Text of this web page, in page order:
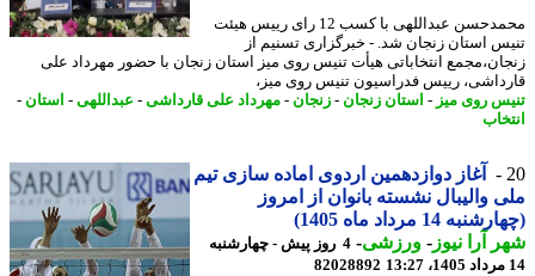
محمدحسن عبداللهی با کسب 12 رای رییس هیئت
استان زنجان شد. - خبرگزاری تسنیم از
انتخاباتی هیأت تنیس روی میز استان زنجان با حضور مهرداد علی
رییس فدراسیون تنیس روی میز،
روی میز-استان زنجان-زنجان-مهرداد علی قارداشی -عبداللهی-استان-
آغاز دوازدهمین اردوی اماده سازی تیم
والیبال نشسته بانوان از امروز
14 مرداد ماه 1405)
آرا نیوز-ورزشی-
4 روز پیش - چهارشنبه
82028892